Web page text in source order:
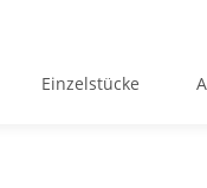
Einzelstücke